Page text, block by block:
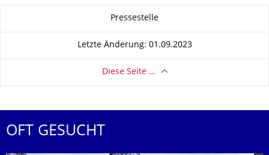
Pressestelle
Letzte Änderung: 01.09.2023
Diese Seite …
OFT GESUCHT